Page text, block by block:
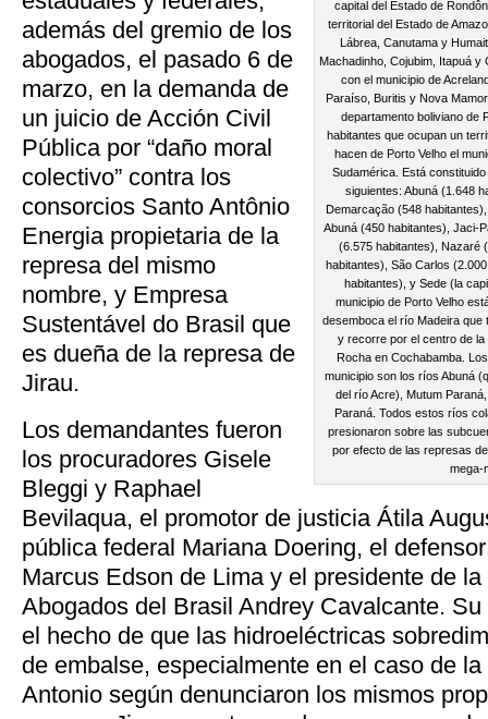
capital del Estado de
territorial del Estado de
Lábrea, Canutama y
Machadinho, Cojubim, Itapuá
con el municipio de
Paraíso, Buritis y Nova
departamento boliviano de
habitantes que ocupan un
hacen de Porto Velho el
Sudamérica. Está
siguientes: Abuná (1.648
Demarcação (548
Abuná (450 habitantes), Jaci-
(6.575 habitantes), Nazaré
habitantes), São Carlos
habitantes), y Sede (la
municipio de Porto Velho
desemboca el río Madeira
y recorre por el centro de
Rocha en Cochabamba.
municipio son los ríos Abuná
del río Acre), Mutum
Paraná. Todos estos ríos
presionaron sobre las
por efecto de las represas
mega-
además del gremio de los
abogados, el pasado 6 de
marzo, en la demanda de
un juicio de Acción Civil
Pública por “daño moral
colectivo” contra los
consorcios Santo Antônio
Energia propietaria de la
represa del mismo
nombre, y Empresa
Sustentável do Brasil que
es dueña de la represa de
Jirau.
Los demandantes fueron
los procuradores Gisele
Bleggi y Raphael
Bevilaqua, el promotor de justicia Átila
pública federal Mariana Doering, el
Marcus Edson de Lima y el presidente de
Abogados del Brasil Andrey Cavalcante.
el hecho de que las hidroeléctricas
de embalse, especialmente en el caso de
Antonio según denunciaron los mismos